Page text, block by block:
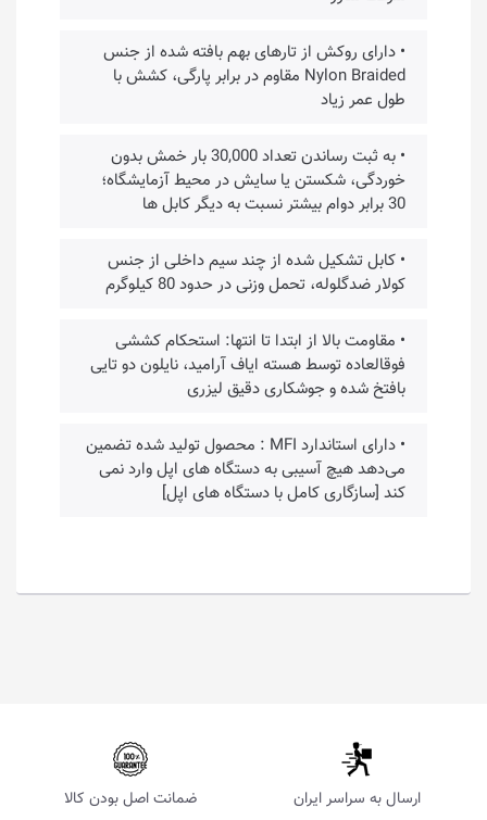
• دارای روکش از تارهای بهم بافته شده از جنس
Nylon Braided مقاوم در برابر پارگی، کشش با
طول عمر زیاد
• به ثبت رساندن تعداد 30,000 بار خمش بدون
خوردگی، شکستن یا سایش در محیط آزمایشگاه؛
30 برابر دوام بیشتر نسبت به دیگر کابل ها
• کابل تشکیل شده از چند سیم داخلی از جنس
کولار ضدگلوله، تحمل وزنی در حدود 80 کیلوگرم
• مقاومت بالا از ابتدا تا انتها: استحکام کششی
فوقالعاده توسط هسته ایاف آرامید، نایلون دو تایی
بافتخ شده و جوشکاری دقیق لیزری
• دارای استاندارد MFI : محصول تولید شده تضمین
می‌دهد هیچ آسیبی به دستگاه های اپل وارد نمی
کند [سازگاری کامل با دستگاه های اپل]
ارسال به سراسر ایران ضمانت اصل بودن کالا